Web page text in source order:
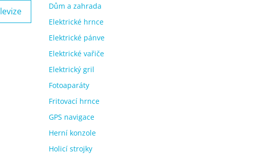
Dům a zahrada
Elektrické hrnce
Elektrické pánve
Elektrické vařiče
Elektrický gril
Fotoaparáty
Fritovací hrnce
GPS navigace
Herní konzole
Holicí strojky